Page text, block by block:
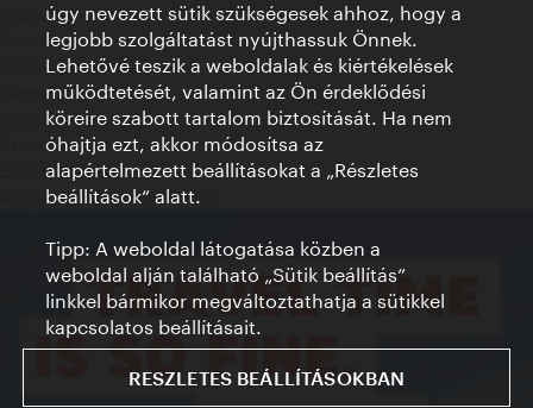
Kapcsolat
Credits
Adatvédelmi nyilatkozat
Terms of Use
Megközelíthetőség
Sajtókapcsolat
Sütik beállítása
© Copyright WienTourismus
úgy nevezett sütik szükségesek ahhoz, hogy a
legjobb szolgáltatást nyújthassuk Önnek.
Lehetővé teszik a weboldalak és kiértékelések
működtetését, valamint az Ön érdeklődési
köreire szabott tartalom biztosítását. Ha nem
óhajtja ezt, akkor módosítsa az
alapértelmezett beállításokat a „Részletes
beállítások“ alatt.
Tipp: A weboldal látogatása közben a
weboldal alján található „Sütik beállítás”
linkkel bármikor megváltoztathatja a sütikkel
kapcsolatos beállításait.
RESZLETES BEÁLLÍTÁSOKBAN